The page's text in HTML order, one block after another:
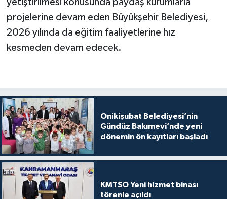
yetiştirilmesi konusunda paydaş kurumlarla
projelerine devam eden Büyükşehir Belediyesi,
2026 yılında da eğitim faaliyetlerine hız
kesmeden devam edecek.
Onikişubat Belediyesi’nin
Gündüz Bakımevi’nde yeni
dönemin ön kayıtları başladı
KMTSO Yeni hizmet binası
törenle açıldı